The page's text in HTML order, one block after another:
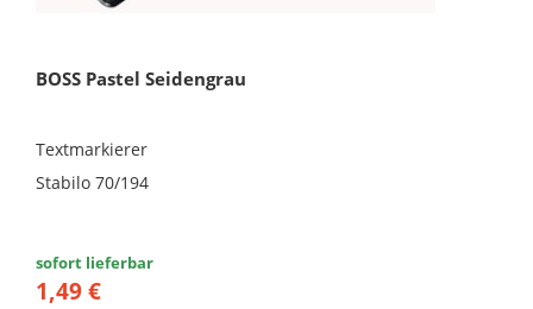
BOSS Pastel Seidengrau
Textmarkierer
Stabilo 70/194
sofort lieferbar
1,49 €